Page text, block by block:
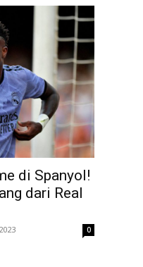
di Spanyol!
dari Real
0